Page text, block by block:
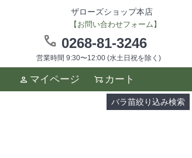
ザローズショップ本店
【お問い合わせフォーム】
0268-81-3246
営業時間 9:30〜12:00 (水土日祝を除く)
マイページ カート
バラ苗絞り込み検索